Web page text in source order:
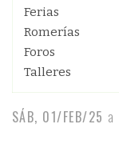
Ferias
Romerías
Foros
Talleres
SÁB, 01/FEB/25 a